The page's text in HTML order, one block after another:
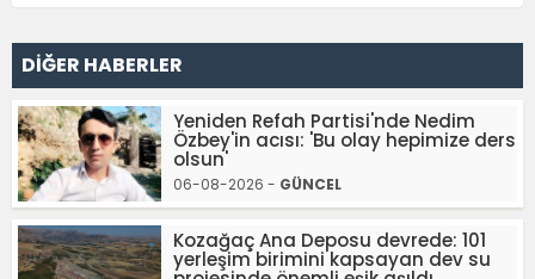
DİĞER HABERLER
Yeniden Refah Partisi'nde Nedim
Özbey'in acısı: 'Bu olay hepimize ders
olsun'
06-08-2026 - GÜNCEL
Kozağaç Ana Deposu devrede: 101
yerleşim birimini kapsayan dev su